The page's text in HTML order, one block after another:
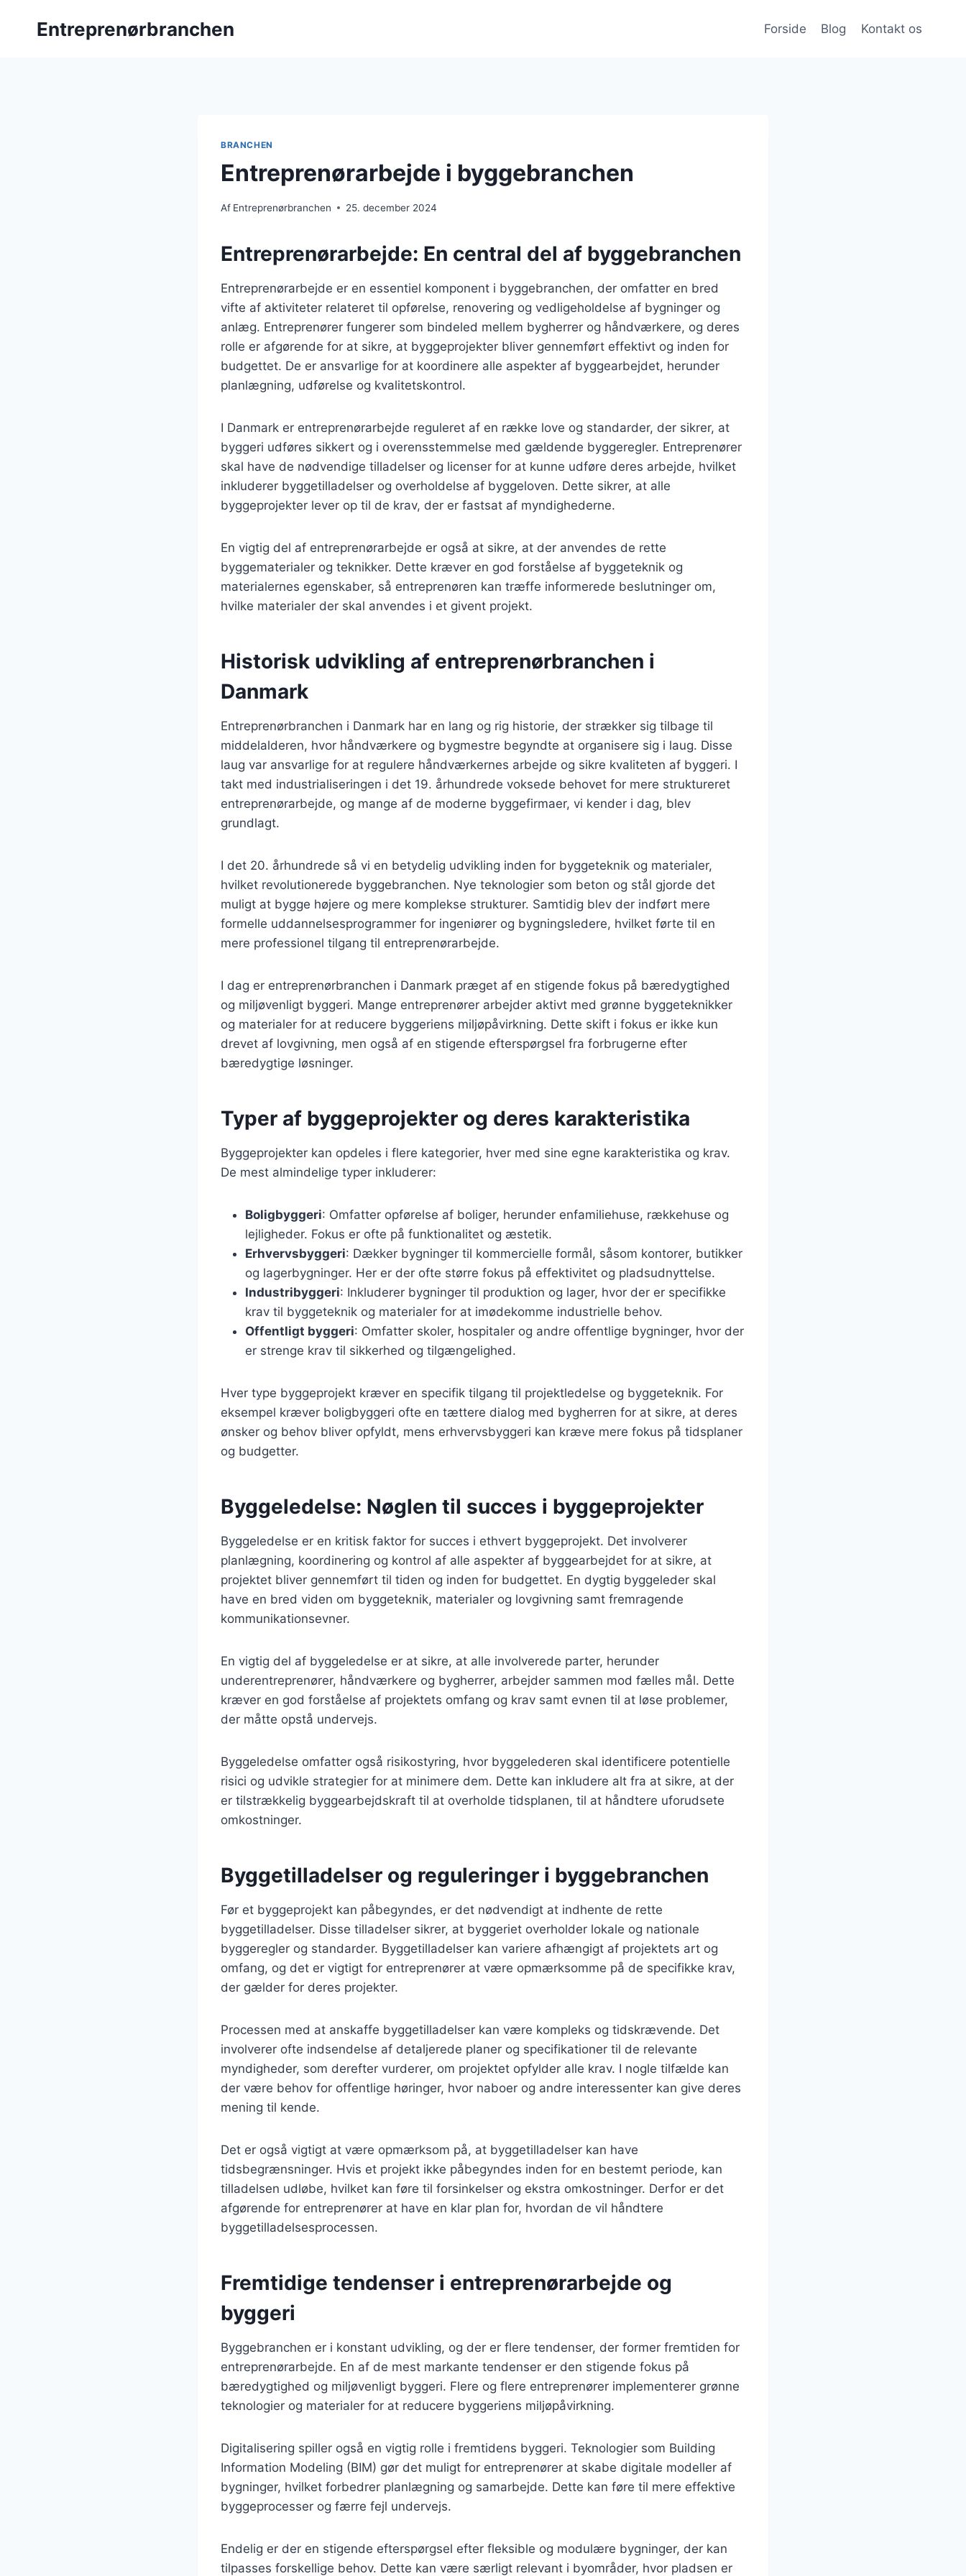
Entreprenørbranchen Forside Blog Kontakt os
BRANCHEN
Entreprenørarbejde i byggebranchen
Af Entreprenørbranchen 25. december 2024
Entreprenørarbejde: En central del af byggebranchen
Entreprenørarbejde er en essentiel komponent i byggebranchen, der omfatter en bred
vifte af aktiviteter relateret til opførelse, renovering og vedligeholdelse af bygninger og
anlæg. Entreprenører fungerer som bindeled mellem bygherrer og håndværkere, og deres
rolle er afgørende for at sikre, at byggeprojekter bliver gennemført effektivt og inden for
budgettet. De er ansvarlige for at koordinere alle aspekter af byggearbejdet, herunder
planlægning, udførelse og kvalitetskontrol.
I Danmark er entreprenørarbejde reguleret af en række love og standarder, der sikrer, at
byggeri udføres sikkert og i overensstemmelse med gældende byggeregler. Entreprenører
skal have de nødvendige tilladelser og licenser for at kunne udføre deres arbejde, hvilket
inkluderer byggetilladelser og overholdelse af byggeloven. Dette sikrer, at alle
byggeprojekter lever op til de krav, der er fastsat af myndighederne.
En vigtig del af entreprenørarbejde er også at sikre, at der anvendes de rette
byggematerialer og teknikker. Dette kræver en god forståelse af byggeteknik og
materialernes egenskaber, så entreprenøren kan træffe informerede beslutninger om,
hvilke materialer der skal anvendes i et givent projekt.
Historisk udvikling af entreprenørbranchen i
Danmark
Entreprenørbranchen i Danmark har en lang og rig historie, der strækker sig tilbage til
middelalderen, hvor håndværkere og bygmestre begyndte at organisere sig i laug. Disse
laug var ansvarlige for at regulere håndværkernes arbejde og sikre kvaliteten af byggeri. I
takt med industrialiseringen i det 19. århundrede voksede behovet for mere struktureret
entreprenørarbejde, og mange af de moderne byggefirmaer, vi kender i dag, blev
grundlagt.
I det 20. århundrede så vi en betydelig udvikling inden for byggeteknik og materialer,
hvilket revolutionerede byggebranchen. Nye teknologier som beton og stål gjorde det
muligt at bygge højere og mere komplekse strukturer. Samtidig blev der indført mere
formelle uddannelsesprogrammer for ingeniører og bygningsledere, hvilket førte til en
mere professionel tilgang til entreprenørarbejde.
I dag er entreprenørbranchen i Danmark præget af en stigende fokus på bæredygtighed
og miljøvenligt byggeri. Mange entreprenører arbejder aktivt med grønne byggeteknikker
og materialer for at reducere byggeriens miljøpåvirkning. Dette skift i fokus er ikke kun
drevet af lovgivning, men også af en stigende efterspørgsel fra forbrugerne efter
bæredygtige løsninger.
Typer af byggeprojekter og deres karakteristika
Byggeprojekter kan opdeles i flere kategorier, hver med sine egne karakteristika og krav.
De mest almindelige typer inkluderer:
Boligbyggeri: Omfatter opførelse af boliger, herunder enfamiliehuse, rækkehuse og
lejligheder. Fokus er ofte på funktionalitet og æstetik.
Erhvervsbyggeri: Dækker bygninger til kommercielle formål, såsom kontorer, butikker
og lagerbygninger. Her er der ofte større fokus på effektivitet og pladsudnyttelse.
Industribyggeri: Inkluderer bygninger til produktion og lager, hvor der er specifikke
krav til byggeteknik og materialer for at imødekomme industrielle behov.
Offentligt byggeri: Omfatter skoler, hospitaler og andre offentlige bygninger, hvor der
er strenge krav til sikkerhed og tilgængelighed.
Hver type byggeprojekt kræver en specifik tilgang til projektledelse og byggeteknik. For
eksempel kræver boligbyggeri ofte en tættere dialog med bygherren for at sikre, at deres
ønsker og behov bliver opfyldt, mens erhvervsbyggeri kan kræve mere fokus på tidsplaner
og budgetter.
Byggeledelse: Nøglen til succes i byggeprojekter
Byggeledelse er en kritisk faktor for succes i ethvert byggeprojekt. Det involverer
planlægning, koordinering og kontrol af alle aspekter af byggearbejdet for at sikre, at
projektet bliver gennemført til tiden og inden for budgettet. En dygtig byggeleder skal
have en bred viden om byggeteknik, materialer og lovgivning samt fremragende
kommunikationsevner.
En vigtig del af byggeledelse er at sikre, at alle involverede parter, herunder
underentreprenører, håndværkere og bygherrer, arbejder sammen mod fælles mål. Dette
kræver en god forståelse af projektets omfang og krav samt evnen til at løse problemer,
der måtte opstå undervejs.
Byggeledelse omfatter også risikostyring, hvor byggelederen skal identificere potentielle
risici og udvikle strategier for at minimere dem. Dette kan inkludere alt fra at sikre, at der
er tilstrækkelig byggearbejdskraft til at overholde tidsplanen, til at håndtere uforudsete
omkostninger.
Byggetilladelser og reguleringer i byggebranchen
Før et byggeprojekt kan påbegyndes, er det nødvendigt at indhente de rette
byggetilladelser. Disse tilladelser sikrer, at byggeriet overholder lokale og nationale
byggeregler og standarder. Byggetilladelser kan variere afhængigt af projektets art og
omfang, og det er vigtigt for entreprenører at være opmærksomme på de specifikke krav,
der gælder for deres projekter.
Processen med at anskaffe byggetilladelser kan være kompleks og tidskrævende. Det
involverer ofte indsendelse af detaljerede planer og specifikationer til de relevante
myndigheder, som derefter vurderer, om projektet opfylder alle krav. I nogle tilfælde kan
der være behov for offentlige høringer, hvor naboer og andre interessenter kan give deres
mening til kende.
Det er også vigtigt at være opmærksom på, at byggetilladelser kan have
tidsbegrænsninger. Hvis et projekt ikke påbegyndes inden for en bestemt periode, kan
tilladelsen udløbe, hvilket kan føre til forsinkelser og ekstra omkostninger. Derfor er det
afgørende for entreprenører at have en klar plan for, hvordan de vil håndtere
byggetilladelsesprocessen.
Fremtidige tendenser i entreprenørarbejde og
byggeri
Byggebranchen er i konstant udvikling, og der er flere tendenser, der former fremtiden for
entreprenørarbejde. En af de mest markante tendenser er den stigende fokus på
bæredygtighed og miljøvenligt byggeri. Flere og flere entreprenører implementerer grønne
teknologier og materialer for at reducere byggeriens miljøpåvirkning.
Digitalisering spiller også en vigtig rolle i fremtidens byggeri. Teknologier som Building
Information Modeling (BIM) gør det muligt for entreprenører at skabe digitale modeller af
bygninger, hvilket forbedrer planlægning og samarbejde. Dette kan føre til mere effektive
byggeprocesser og færre fejl undervejs.
Endelig er der en stigende efterspørgsel efter fleksible og modulære bygninger, der kan
tilpasses forskellige behov. Dette kan være særligt relevant i byområder, hvor pladsen er